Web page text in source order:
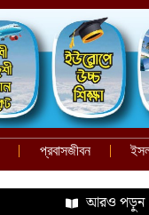
প্রবাসজীবন
আরও পড়ুন